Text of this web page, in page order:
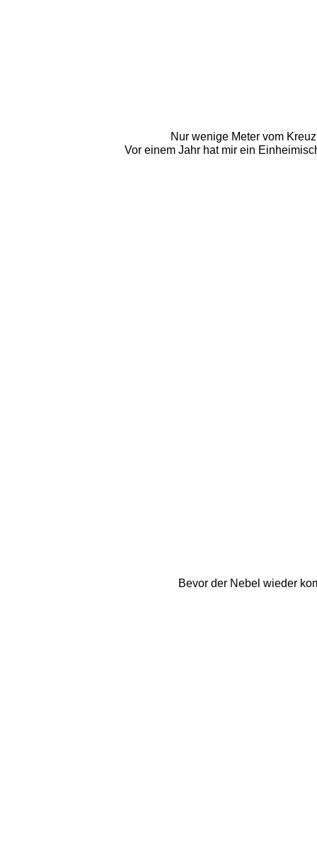
Nur wenige Meter vom
Vor einem Jahr hat mir ein
Bevor der Nebel wieder